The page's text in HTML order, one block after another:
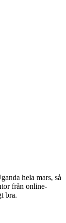
hela mars, så
från online-
bra.